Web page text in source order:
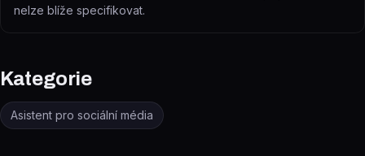
nelze blíže specifikovat.
Kategorie
Asistent pro sociální média